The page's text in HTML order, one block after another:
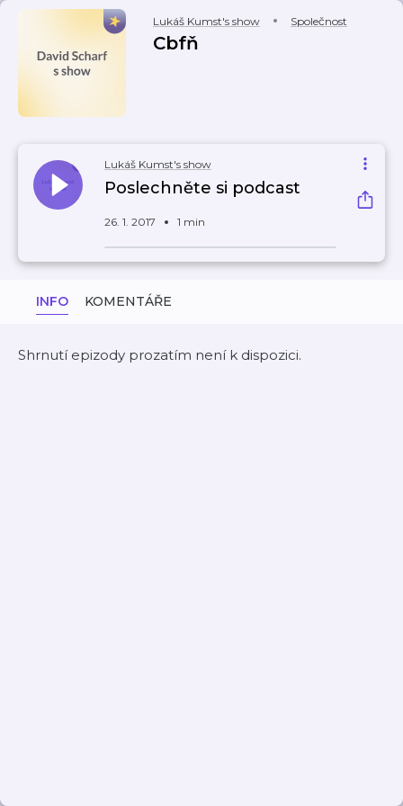
Lukáš Kumst's show Společnost
Cbfň
Lukáš Kumst's show
Poslechněte si podcast
26. 1. 2017 1 min
INFO KOMENTÁŘE
Shrnutí epizody prozatím není k dispozici.